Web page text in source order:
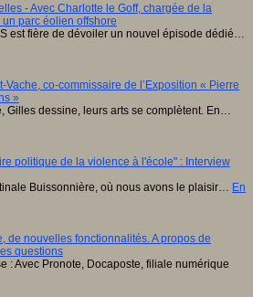
- Avec Charlotte le Goff, chargée de la
parc éolien offshore
est fière de dévoiler un nouvel épisode dédié…
Vache, co-commissaire de l’Exposition « Pierre
»
Gilles dessine, leurs arts se complètent. En…
politique de la violence à l'école" : Interview
Buissonnière, où nous avons le plaisir… En
de nouvelles fonctionnalités. A propos de
questions
: Avec Pronote, Docaposte, filiale numérique